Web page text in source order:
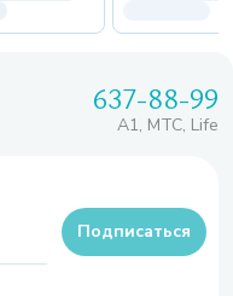
637-88-99
A1, МТС, Life
Подписаться